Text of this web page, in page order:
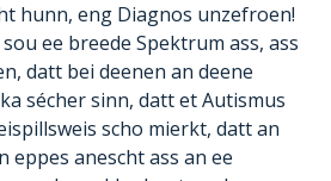
hunn, eng Diagnos unzefroen!
ee breede Spektrum ass, ass
datt bei deenen an deene
sécher sinn, datt et Autismus
scho mierkt, datt an
eppes anescht ass an ee